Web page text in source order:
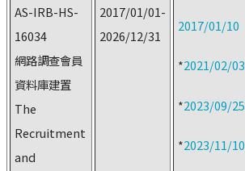
AS-IRB-HS-
16034
網路調查會員
資料庫建置
The
Recruitment
and
2017/01/01-
2026/12/31
2017/01/10
*2021/02/03
*2023/09/25
*2023/11/10